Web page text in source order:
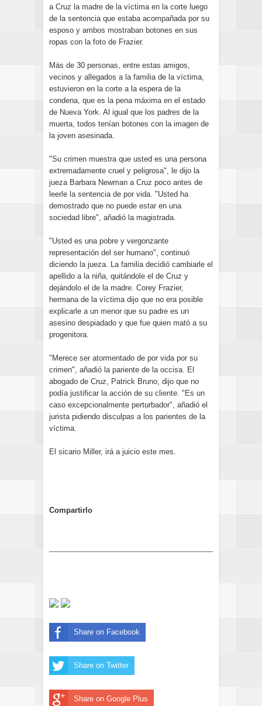
a Cruz la madre de la víctima en la corte luego
de la sentencia que estaba acompañada por su
esposo y ambos mostraban botones en sus
ropas con la foto de Frazier.
Más de 30 personas, entre estas amigos,
vecinos y allegados a la familia de la víctima,
estuvieron en la corte a la espera de la
condena, que es la pena máxima en el estado
de Nueva York. Al igual que los padres de la
muerta, todos tenían botones con la imagen de
la joven asesinada.
"Su crimen muestra que usted es una persona
extremadamente cruel y peligrosa", le dijo la
jueza Barbara Newman a Cruz poco antes de
leerle la sentencia de por vida. "Usted ha
demostrado que no puede estar en una
sociedad libre", añadió la magistrada.
"Usted es una pobre y vergonzante
representación del ser humano", continuó
diciendo la jueza. La familia decidió cambiarle el
apellido a la niña, quitándole el de Cruz y
dejándolo el de la madre. Corey Frazier,
hermana de la víctima dijo que no era posible
explicarle a un menor que su padre es un
asesino despiadado y que fue quien mató a su
progenitora.
"Merece ser atormentado de por vida por su
crimen", añadió la pariente de la occisa. El
abogado de Cruz, Patrick Bruno, dijo que no
podía justificar la acción de su cliente. "Es un
caso excepcionalmente perturbador", añadió el
jurista pidiendo disculpas a los parientes de la
víctima.
El sicario Miller, irá a juicio este mes.
Compartirlo
Share on Facebook
Share on Twitter
Share on Google Plus